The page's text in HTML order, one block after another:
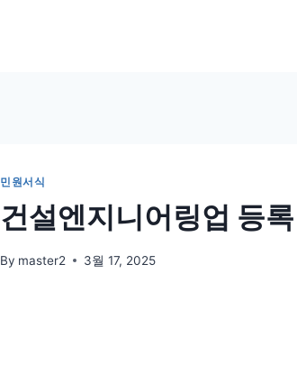
민원서식
건설엔지니어링업 등
By master2 3월 17, 2025